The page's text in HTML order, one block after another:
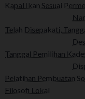
Kapal Ikan Sesuai
Telah Disepakati,
Tanggal Pemilihan
Pelatihan Pembuatan
Filosofi Lokal